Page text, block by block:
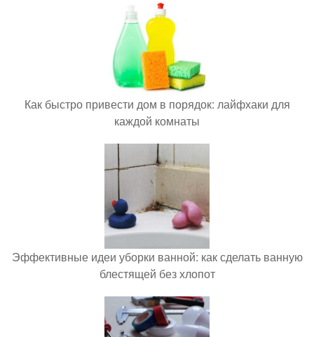
Как быстро привести дом в порядок: лайфхаки для
каждой комнаты
Эффективные идеи уборки ванной: как сделать ванную
блестящей без хлопот